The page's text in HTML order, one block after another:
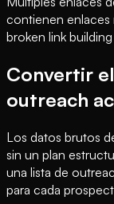
contienen enlaces
broken link building
Convertir
outreach
Los datos brutos
sin un plan
una lista de
para cada